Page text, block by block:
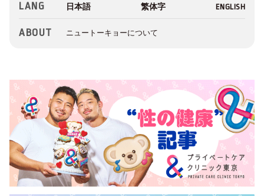
LANG
ABOUT ニュートーキョーについて